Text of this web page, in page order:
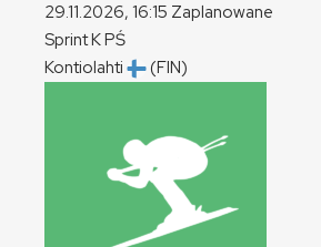
29.11.2026, 16:15 Zaplanowane
SprintKPŚ
Kontiolahti
(FIN)